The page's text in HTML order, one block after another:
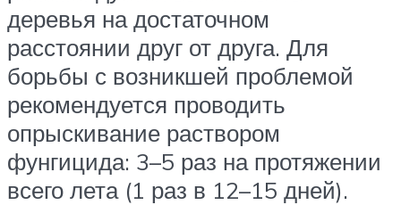
деревья на достаточном
расстоянии друг от друга. Для
борьбы с возникшей проблемой
рекомендуется проводить
опрыскивание раствором
фунгицида: 3–5 раз на протяжении
всего лета (1 раз в 12–15 дней).